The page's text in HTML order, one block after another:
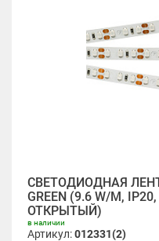
СВЕТОДИОДНАЯ
GREEN (9.6 W/M,
ОТКРЫТЫЙ)
в наличии
Артикул:012331(2)